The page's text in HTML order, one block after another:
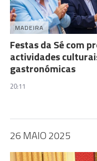
MADEIRA
Festas da Sé com
actividades
gastronómicas
20:11
26 MAIO 2025